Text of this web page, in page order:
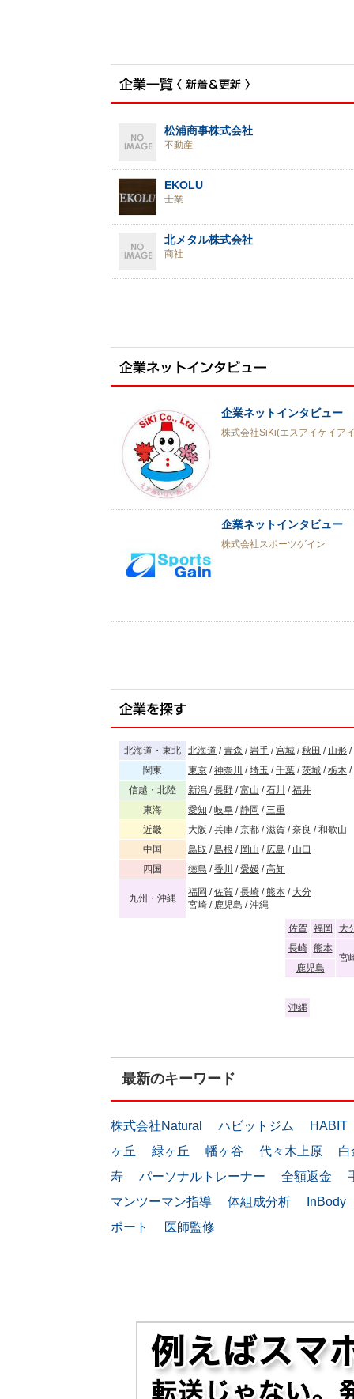
松浦商事株式会社
不動産
EKOLU
士業
北メタル株式会社
商社
企業ネットインタビュ
株式会社SiKi(エスアイケイア
企業ネットインタビュ
株式会社スポーツゲイン
北海道・東北 北海道 /青森 /岩手 /宮城 /秋田 / 山形 /
関東
東京 /神奈川 /埼玉 /千葉 /茨城 /栃木 /
信越・北陸
新潟 /長野 /富山 /石川 /福井
東海
愛知 /岐阜 /静岡 / 三重
近畿
大阪 /兵庫 /京都 /滋賀 /奈良 /和歌山
中国
鳥取 /島根 / 岡山 / 広島 / 山口
四国
徳島 /香川 /愛媛 /高知
九州・沖縄
福岡 /佐賀 /長崎 /熊本 / 大分
宮崎 / 鹿児島 /沖縄
佐賀 福岡
大
長崎
熊本
宮
鹿児島
沖縄
最新のキーワード
株式会社Natural ハビットジム
HABIT
ヶ丘
緑ヶ丘 幡ヶ谷 代々木上原
白
寿
パーソナルトレーナー 全額返金
マンツーマン指導
体組成分析
InBody
ポート
医師監修